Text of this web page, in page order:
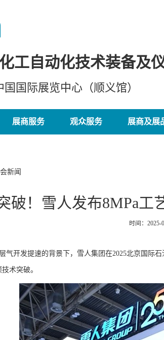
工自动化技术装备及
国国际展览中心（顺义馆）
展商服务 观众服务 展商及展
新闻
破！雪人发布8MPa工
时间：2025-
气开发提速的背景下，雪人集团在2025北京国际
术突破。